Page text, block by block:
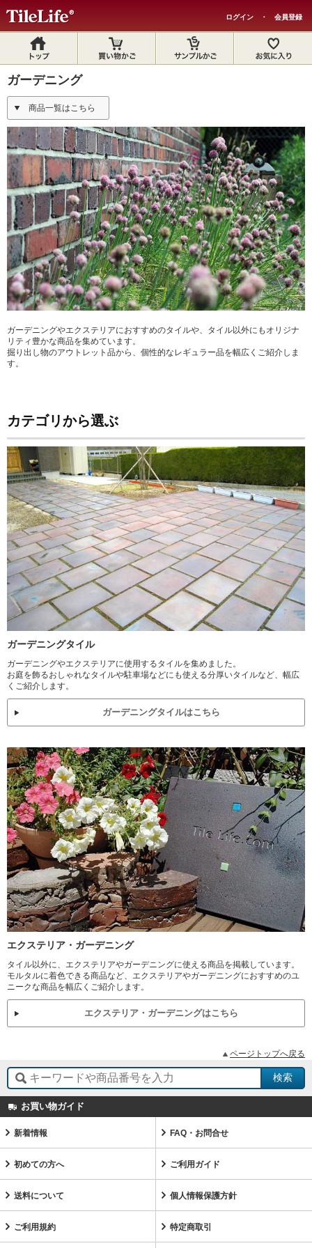
ログイン ・ 会員登録
ガーデニング
商品一覧はこちら
ガーデニングやエクステリアにおすすめのタイルや、タイル以外にもオリジナ
リティ豊かな商品を集めています。
掘り出し物のアウトレット品から、個性的なレギュラー品を幅広くご紹介しま
す。
カテゴリから選ぶ
ガーデニングタイル
ガーデニングやエクステリアに使用するタイルを集めました。
お庭を飾るおしゃれなタイルや駐車場などにも使える分厚いタイルなど、幅広
くご紹介します。
ガーデニングタイルはこちら
エクステリア・ガーデニング
タイル以外に、エクステリアやガーデニングに使える商品を掲載しています。
モルタルに着色できる商品など、エクステリアやガーデニングにおすすめのユ
ニークな商品を幅広くご紹介します。
エクステリア・ガーデニングはこちら
ページトップへ戻る
お買い物ガイド
新着情報 FAQ・お問合せ
初めての方へ ご利用ガイド
送料について 個人情報保護方針
ご利用規約 特定商取引